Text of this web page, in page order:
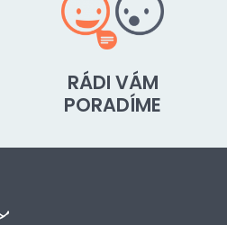
RÁDI VÁM
PORADÍME